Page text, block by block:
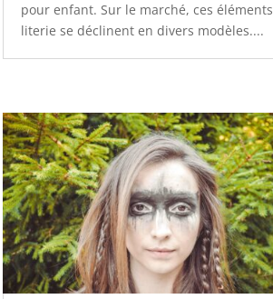
pour enfant. Sur le marché, ces éléments
literie se déclinent en divers modèles....